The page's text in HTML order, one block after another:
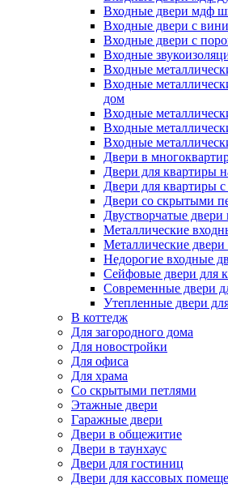
Входные двери мдф
Входные двери с
Входные двери с
Входные
Входные
Входные
дом
Входные
Входные
Входные
Двери в
Двери для квартиры
Двери для квартиры
Двери со скрытыми
Двустворчатые двери
Металлические
Металлические двери
Недорогие входные
Сейфовые двери для
Современные двери
Утепленные двери
В коттедж
Для загородного дома
Для новостройки
Для офиса
Для храма
Со скрытыми петлями
Этажные двери
Гаражные двери
Двери в общежитие
Двери в таунхаус
Двери для гостиниц
Двери для кассовых